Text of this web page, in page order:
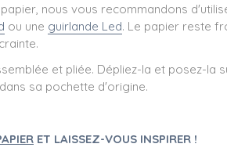
nous vous recommandons
ou une guirlande Led. Le papier reste
et pliée. Dépliez-la et posez-la
sa pochette d'origine.
ET LAISSEZ-VOUS INSPIRER !